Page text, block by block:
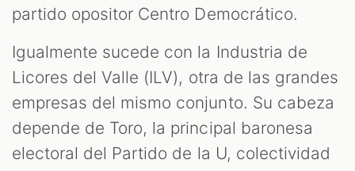
partido opositor Centro Democrático.
Igualmente sucede con la Industria de
Licores del Valle (ILV), otra de las grandes
empresas del mismo conjunto. Su cabeza
depende de Toro, la principal baronesa
electoral del Partido de la U, colectividad